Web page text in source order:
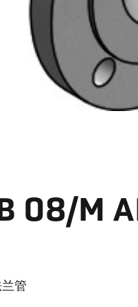
08/M
管